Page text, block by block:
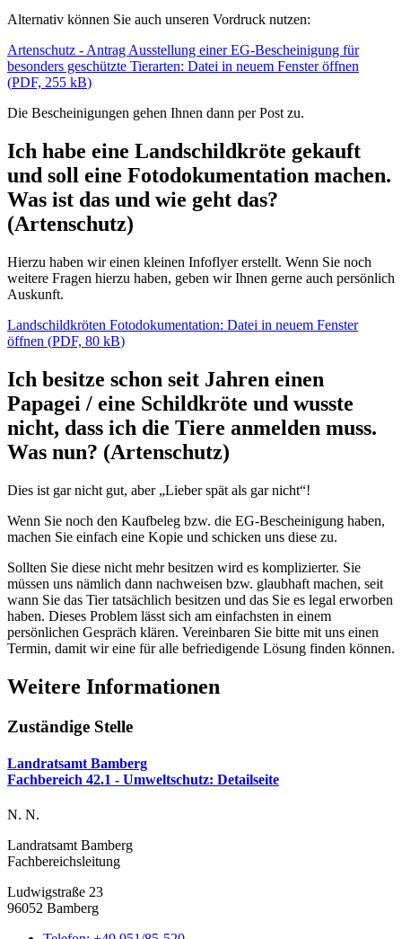
Alternativ können Sie auch unseren Vordruck nutzen:
Artenschutz - Antrag Ausstellung einer EG-Bescheinigung für
besonders geschützte Tierarten: Datei in neuem Fenster öffnen
(PDF, 255 kB)
Die Bescheinigungen gehen Ihnen dann per Post zu.
Ich habe eine Landschildkröte gekauft
und soll eine Fotodokumentation machen.
Was ist das und wie geht das?
(Artenschutz)
Hierzu haben wir einen kleinen Infoflyer erstellt. Wenn Sie noch
weitere Fragen hierzu haben, geben wir Ihnen gerne auch persönlich
Auskunft.
Landschildkröten Fotodokumentation: Datei in neuem Fenster
öffnen (PDF, 80 kB)
Ich besitze schon seit Jahren einen
Papagei / eine Schildkröte und wusste
nicht, dass ich die Tiere anmelden muss.
Was nun? (Artenschutz)
Dies ist gar nicht gut, aber „Lieber spät als gar nicht“!
Wenn Sie noch den Kaufbeleg bzw. die EG-Bescheinigung haben,
machen Sie einfach eine Kopie und schicken uns diese zu.
Sollten Sie diese nicht mehr besitzen wird es komplizierter. Sie
müssen uns nämlich dann nachweisen bzw. glaubhaft machen, seit
wann Sie das Tier tatsächlich besitzen und das Sie es legal erworben
haben. Dieses Problem lässt sich am einfachsten in einem
persönlichen Gespräch klären. Vereinbaren Sie bitte mit uns einen
Termin, damit wir eine für alle befriedigende Lösung finden können.
Weitere Informationen
Zuständige Stelle
Landratsamt Bamberg
Fachbereich 42.1 - Umweltschutz: Detailseite
N. N.
Landratsamt Bamberg
Fachbereichsleitung
Ludwigstraße 23
96052 Bamberg